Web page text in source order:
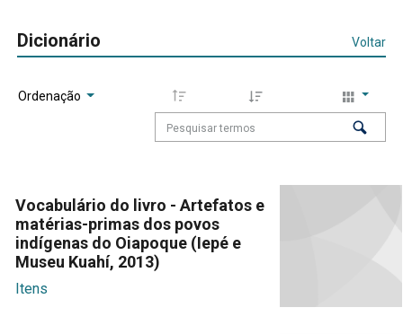
Dicionário Voltar
Ordenação
Vocabulário do livro - Artefatos e
matérias-primas dos povos
indígenas do Oiapoque (Iepé e
Museu Kuahí, 2013)
Itens